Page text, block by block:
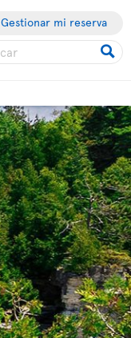
Gestionar mi reserva